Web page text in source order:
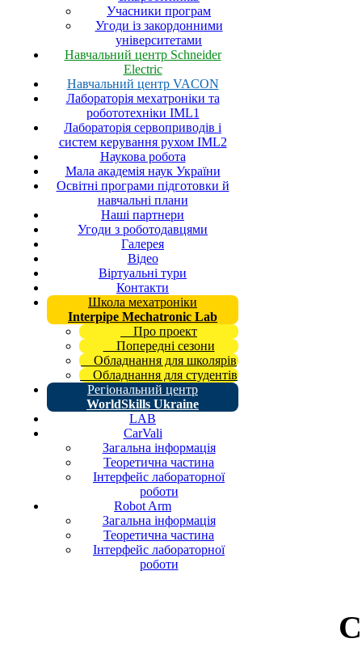
Учасники програм
Угоди із закордонними
університетами
Навчальний центр Schneider
Electric
Навчальний центр VACON
Лабораторія мехатроніки та
робототехніки IML1
Лабораторія сервоприводів і
систем керування рухом IML2
Наукова робота
Мала академія наук України
Освітні програми підготовки й
навчальні плани
Наші партнери
Угоди з роботодавцями
Галерея
Відео
Віртуальні тури
Контакти
Школа мехатроніки
Interpipe Mechatronic Lab
Про проект
Попередні сезони
Обладнання для школярів
Обладнання для студентів
Регіональний центр
WorldSkills Ukraine
LAB
CarVali
Загальна інформація
Теоретична частина
Інтерфейс лабораторної
роботи
Robot Arm
Загальна інформація
Теоретична частина
Інтерфейс лабораторної
роботи